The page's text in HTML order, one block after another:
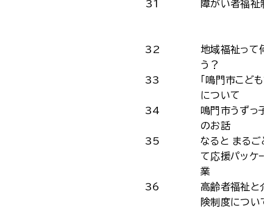
31 障がい者福祉制
32
地域福祉って何
う？
33
「鳴門市こども
について
34
鳴門市うずっ子
のお話
35
なると まるごと
て応援パッケー
業
36
高齢者福祉と介
険制度について